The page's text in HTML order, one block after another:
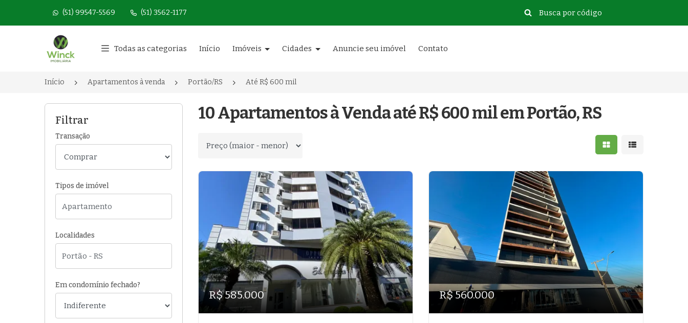
(51) 99547-5569 (51) 3562-1177
Página inicial
Todas as categorias Início Imóveis Cidades Anuncie seu imóvel Contato
Início Apartamentos à venda Portão/RS Até R$ 600 mil
Filtrar
Transação
Tipos de imóvel
Localidades
Em condomínio fechado?
10 Apartamentos à Venda até R$ 600 mil em Portão, RS
Ordenar por Mostrar resultados
Mostrar
R$ 585.000 R$ 560.000